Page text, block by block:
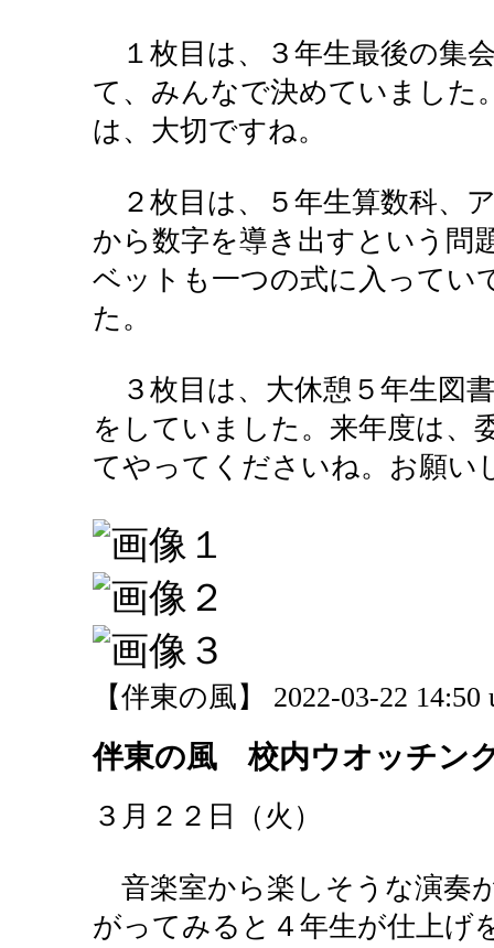
１枚目は、３年生最後の集
て、みんなで決めていました
は、大切ですね。
２枚目は、５年生算数科、
から数字を導き出すという問
ベットも一つの式に入ってい
た。
３枚目は、大休憩５年生図
をしていました。来年度は、
てやってくださいね。お願い
【伴東の風】 2022-03-22 14:50
伴東の風 校内ウオッチン
３月２２日（火）
音楽室から楽しそうな演奏
がってみると４年生が仕上げ